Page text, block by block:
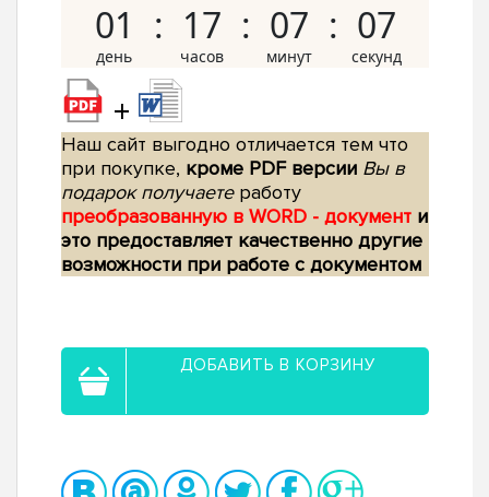
01 17 07 06
+
Наш сайт выгодно отличается тем что
при покупке, кроме PDF версии Вы в
подарок получаетеработу
преобразованную в WORD - документ и
это предоставляет качественно другие
возможности при работе с документом
ДОБАВИТЬ В КОРЗИНУ